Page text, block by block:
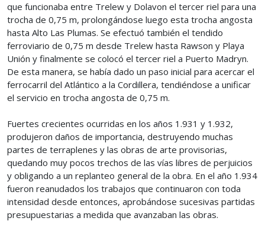
que funcionaba entre Trelew y Dolavon el tercer riel para una
trocha de 0,75 m, prolongándose luego esta trocha angosta
hasta Alto Las Plumas. Se efectuó también el tendido
ferroviario de 0,75 m desde Trelew hasta Rawson y Playa
Unión y finalmente se colocó el tercer riel a Puerto Madryn.
De esta manera, se había dado un paso inicial para acercar el
ferrocarril del Atlántico a la Cordillera, tendiéndose a unificar
el servicio en trocha angosta de 0,75 m.
Fuertes crecientes ocurridas en los años 1.931 y 1.932,
produjeron daños de importancia, destruyendo muchas
partes de terraplenes y las obras de arte provisorias,
quedando muy pocos trechos de las vías libres de perjuicios
y obligando a un replanteo general de la obra. En el año 1.934
fueron reanudados los trabajos que continuaron con toda
intensidad desde entonces, aprobándose sucesivas partidas
presupuestarias a medida que avanzaban las obras.